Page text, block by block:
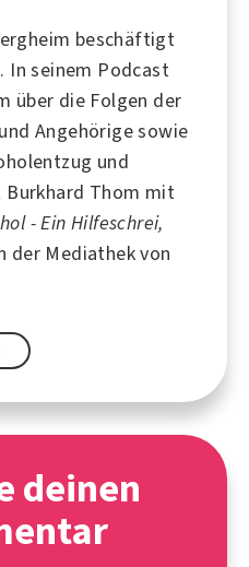
beschäftigt
. In seinem Podcast
über die Folgen der
Angehörige sowie
und
Burkhard Thom mit
- Ein Hilfeschrei,
der Mediathek von
deinen